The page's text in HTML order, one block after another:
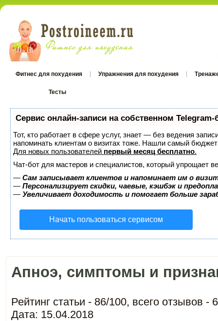
Фитнес для похудения Упражнения для похудения
Тесты
Сервис онлайн-записи на собственном Telegram-
Тот, кто работает в сфере услуг, знает — без ведения
напоминать клиентам о визитах тоже. Нашли самый
Для новых пользователей первый месяц бесплатно.
Чат-бот для мастеров и специалистов, который упрощает
— Сам записывает клиентов и напоминает им о
— Персонализирует скидки, чаевые, кэшбэк и
— Увеличивает доходимость и помогает больше
Начать пользоваться сервисом
Апноэ, симптомы и
Рейтинг статьи - 86/100, всего отзывов -
Дата: 15.04.2018